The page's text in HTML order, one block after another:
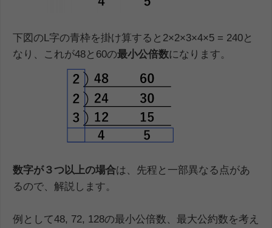
下図のL字の青枠を掛け算すると2×2×3×4×5 = 240と
なり、これが48と60の最小公倍数になります。
数字が３つ以上の場合は、先程と一部異なる点があ
るので、解説します。
例として48, 72, 128の最小公倍数、最大公約数を考え